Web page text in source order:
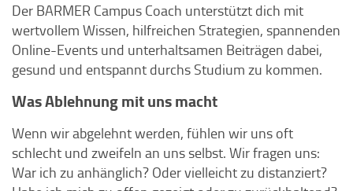
Der BARMER Campus Coach unterstützt dich mit
wertvollem Wissen, hilfreichen Strategien, spannenden
Online-Events und unterhaltsamen Beiträgen dabei,
gesund und entspannt durchs Studium zu kommen.
Was Ablehnung mit uns macht
Wenn wir abgelehnt werden, fühlen wir uns oft
schlecht und zweifeln an uns selbst. Wir fragen uns:
War ich zu anhänglich? Oder vielleicht zu distanziert?